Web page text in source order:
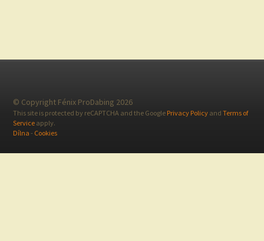
© Copyright Fénix ProDabing 2026
This site is protected by reCAPTCHA and the Google Privacy Policy and Terms of
Service apply.
Dílna - Cookies